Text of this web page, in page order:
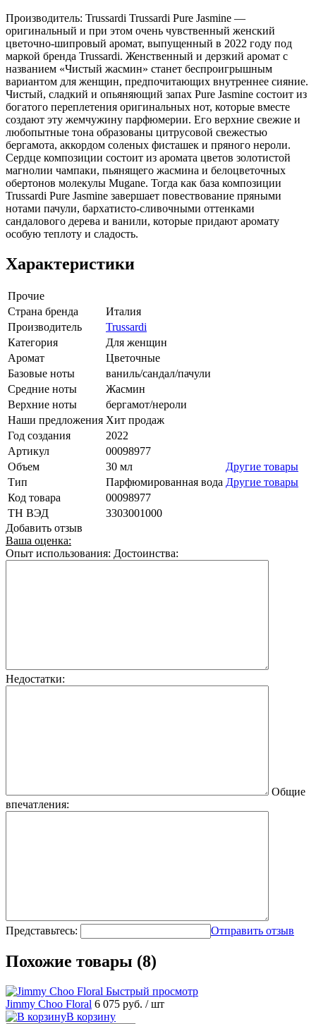
Производитель: Trussardi Trussardi Pure Jasmine —
оригинальный и при этом очень чувственный женский
цветочно-шипровый аромат, выпущенный в 2022 году под
маркой бренда Trussardi. Женственный и дерзкий аромат с
названием «Чистый жасмин» станет беспроигрышным
вариантом для женщин, предпочитающих внутреннее сияние.
Чистый, сладкий и опьяняющий запах Pure Jasmine состоит из
богатого переплетения оригинальных нот, которые вместе
создают эту жемчужину парфюмерии. Его верхние свежие и
любопытные тона образованы цитрусовой свежестью
бергамота, аккордом соленых фисташек и пряного нероли.
Сердце композиции состоит из аромата цветов золотистой
магнолии чампаки, пьянящего жасмина и белоцветочных
обертонов молекулы Mugane. Тогда как база композиции
Trussardi Pure Jasmine завершает повествование пряными
нотами пачули, бархатисто-сливочными оттенками
сандалового дерева и ванили, которые придают аромату
особую теплоту и сладость.
Характеристики
Прочие
Страна бренда
Италия
Производитель
Trussardi
Категория
Для женщин
Аромат
Цветочные
Базовые ноты
ваниль/сандал/пачули
Средние ноты
Жасмин
Верхние ноты
бергамот/нероли
Наши предложения Хит продаж
Год создания
2022
Артикул
00098977
Объем
30 мл
Другие товары
Тип
Парфюмированная вода Другие товары
Код товара
00098977
ТН ВЭД
3303001000
Добавить отзыв
Ваша оценка:
Опыт использования: Достоинства:
Недостатки:
Общие
впечатления:
Представьтесь: Отправить отзыв
Похожие товары (8)
Быстрый просмотр
Jimmy Choo Floral 6 075 руб. / шт
В корзину